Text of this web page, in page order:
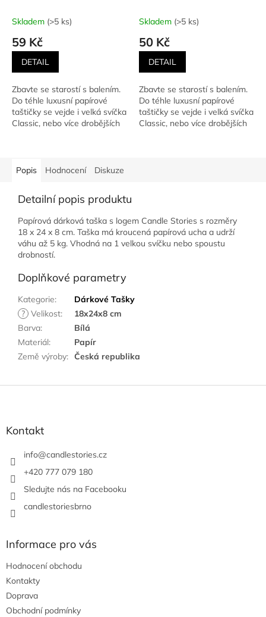
Skladem (>5 ks)
59 Kč
DETAIL
Zbavte se starostí s balením.
Do téhle luxusní papírové
taštičky se vejde i velká svíčka
Classic, nebo více drobějších
Wonderland
Skladem (>5 ks)
50 Kč
DETAIL
Zbavte se starostí s balením.
Do téhle luxusní papírové
taštičky se vejde i velká svíčka
Classic, nebo více drobějších
Popis Hodnocení Diskuze
Detailní popis produktu
Papírová dárková taška s logem Candle Stories s rozměry
18 x 24 x 8 cm. Taška má kroucená papírová ucha a udrží
váhu až 5 kg. Vhodná na 1 velkou svíčku nebo spoustu
drobností.
Doplňkové parametry
Kategorie:
Dárkové Tašky
? Velikost:
18x24x8 cm
Barva:
Bílá
Materiál:
Papír
Země výroby: Česká republika
Kontakt
info@candlestories.cz
+420 777 079 180
Sledujte nás na Facebooku
candlestoriesbrno
Informace pro vás
Hodnocení obchodu
Kontakty
Doprava
Obchodní podmínky